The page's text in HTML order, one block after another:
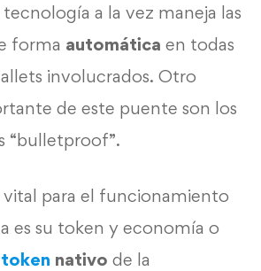
tecnología a la vez maneja las
forma automática en todas
involucrados. Otro
de este puente son los
“bulletproof”.
para el funcionamiento
es su token y economía o
token nativo de la